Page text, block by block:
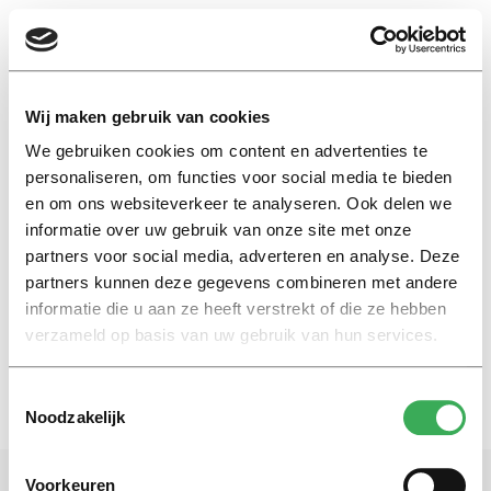
Wij maken gebruik van cookies
We gebruiken cookies om content en advertenties te
personaliseren, om functies voor social media te bieden
en om ons websiteverkeer te analyseren. Ook delen we
informatie over uw gebruik van onze site met onze
partners voor social media, adverteren en analyse. Deze
partners kunnen deze gegevens combineren met andere
informatie die u aan ze heeft verstrekt of die ze hebben
verzameld op basis van uw gebruik van hun services.
Noodzakelijk
Voorkeuren
EN
hoogleraar vastgoed en economie
Nieuws
Dirk Brounen over oorlog op de
woningmarkt
05 december 2016